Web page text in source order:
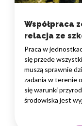
Współpraca
relacja ze
Praca w
się przede
muszą sprawnie
zadania w terenie
się warunki
środowiska jest